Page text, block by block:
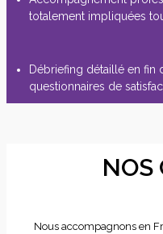
totalement impliquées
Débriefing détaillé en fin
questionnaires de
NOS
Nous accompagnons en